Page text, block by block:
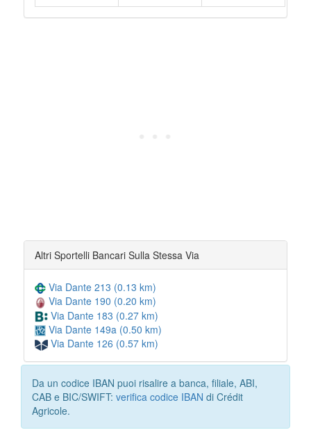
Altri Sportelli Bancari Sulla Stessa Via
Via Dante 213 (0.13 km)
Via Dante 190 (0.20 km)
Via Dante 183 (0.27 km)
Via Dante 149a (0.50 km)
Via Dante 126 (0.57 km)
Da un codice IBAN puoi risalire a banca, filiale, ABI,
CAB e BIC/SWIFT: verifica codice IBAN di Crédit
Agricole.